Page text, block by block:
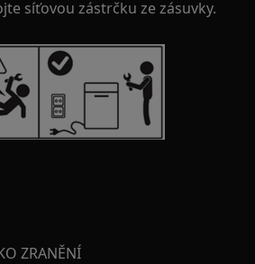
síťovou zástrčku ze zásuvky.
ZRANĚNÍ